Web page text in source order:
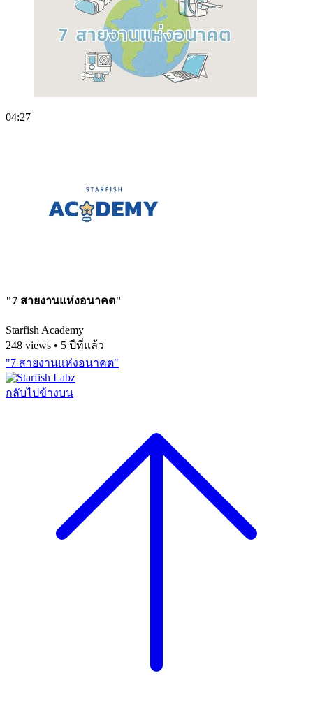
04:27
"7 สายงานแห่งอนาคต"
Starfish Academy
248 views • 5 ปีที่แล้ว
"7 สายงานแห่งอนาคต"
กลับไปข้างบน